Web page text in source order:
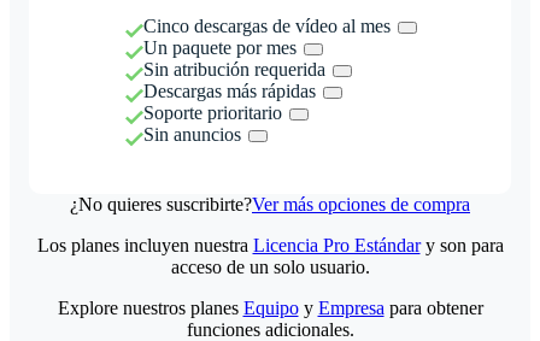
Cinco descargas de vídeo al mes
Un paquete por mes
Sin atribución requerida
Descargas más rápidas
Soporte prioritario
Sin anuncios
¿No quieres suscribirte?Ver más opciones de compra
Los planes incluyen nuestra Licencia Pro Estándary son para
acceso de un solo usuario.
Explore nuestros planes Equipoy Empresa para obtener
funciones adicionales.